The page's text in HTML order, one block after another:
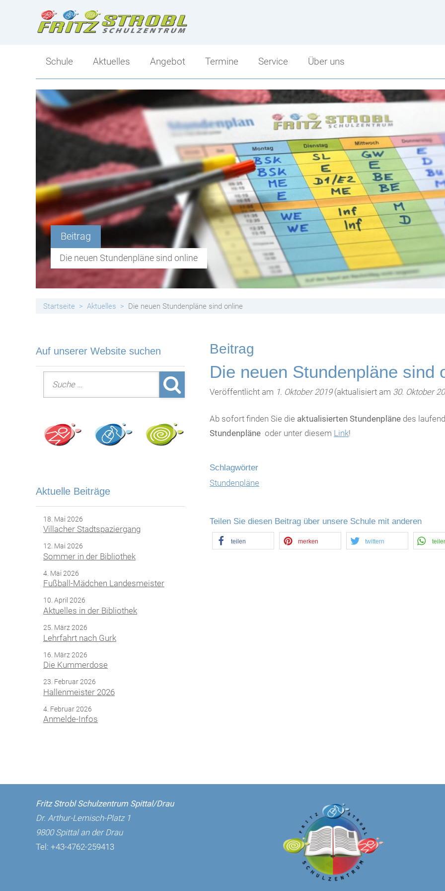
Schule
Direktion
Kollegium
Klassen
Berufs- und Bildungsorientierung
Schulsozialarbeit
Elternverein
Handyfreie Klassen
Aktuelles Angebot
Angebot
Ski-Mittelschule
Sportlicher Schwerpunkt
Mittelschule-Übersicht
Termine Service
Service
Schularbeitentermine
Stundenpläne
Bibliothek
Jugendcoaching
Facebook Fanpage
Über uns
Über uns
Stundenzeiten
Fritz Strobl
Angebot im Überblick
Unsere Sponsoren
Beitrag
Die neuen Stundenpläne sind online
Startseite Aktuelles Die neuen Stundenpläne sind online
Beitrag
Die neuen Stundenpläne sind
Veröffentlicht am 1. Oktober 2019(aktualisiert am 30. Oktober
Ab sofort finden Sie die aktualisierten Stundenpläne des
Stundenpläne oder unter diesem Link!
Schlagwörter
Stundenpläne
Teilen Sie diesen Beitrag über unsere Schule mit anderen
teilen merken twittern
Auf unserer Website suchen
Suche nach:
Aktuelle Beiträge
18. Mai 2026
Villacher Stadtspaziergang
12. Mai 2026
Sommer in der Bibliothek
4. Mai 2026
Fußball-Mädchen Landesmeister
10. April 2026
Aktuelles in der Bibliothek
25. März 2026
Lehrfahrt nach Gurk
16. März 2026
Die Kummerdose
23. Februar 2026
Hallenmeister 2026
4. Februar 2026
Anmelde-Infos
Fritz Strobl Schulzentrum Spittal/Drau
Dr. Arthur-Lemisch-Platz 1
9800 Spittal an der Drau
Tel: +43-4762-259413